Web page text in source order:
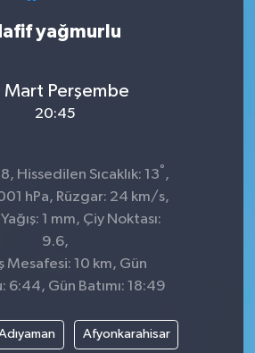
yağmurlu
Mart Perşembe
20:45
Hissedilen Sıcaklık: 13° ,
hPa, Rüzgar: 24 km/s,
1 mm, Çiy Noktası:
9.6,
Mesafesi: 10 km, Gün
6:44, Gün Batımı: 18:49
Afyonkarahisar